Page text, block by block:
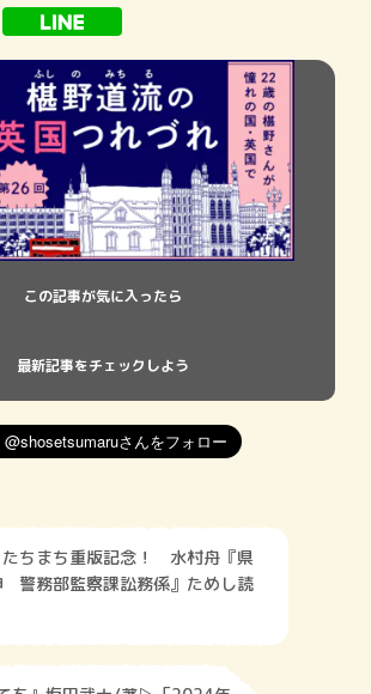
驚きと、おそらくはちょっとした怒りに似
た感情が、彼ら
この記事が気に入ったら
最新記事をチェックしよう
ちまち重版記念！ 水村舟『県
警務部監察課訟務係』ためし読